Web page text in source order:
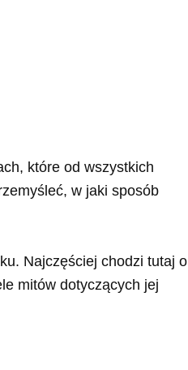
które od wszystkich
w jaki sposób
Najczęściej chodzi tutaj o
mitów dotyczących jej